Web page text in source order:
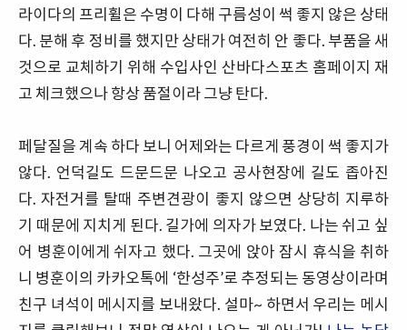
라이다의 프리휠은 수명이 다해 구름성이 썩 좋지 않은 상태
다. 분해 후 정비를 했지만 상태가 여전히 안 좋다. 부품을 새
것으로 교체하기 위해 수입사인 산바다스포츠 홈페이지 재
고 체크했으나 항상 품절이라 그냥 탄다.
페달질을 계속 하다 보니 어제와는 다르게 풍경이 썩 좋지가
않다. 언덕길도 드문드문 나오고 공사현장에 길도 좁아진
다. 자전거를 탈때 주변견광이 좋지 않으면 상당히 지루하
기 때문에 지치게 된다. 길가에 의자가 보였다. 나는 쉬고 싶
어 병훈이에게 쉬자고 했다. 그곳에 앉아 잠시 휴식을 취하
니 병훈이의 카카오톡에 ‘한성주’로 추정되는 동영상이라며
친구 녀석이 메시지를 보내왔다. 설마~ 하면서 우리는 메시